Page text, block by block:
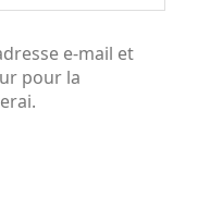
e-mail et
pour la